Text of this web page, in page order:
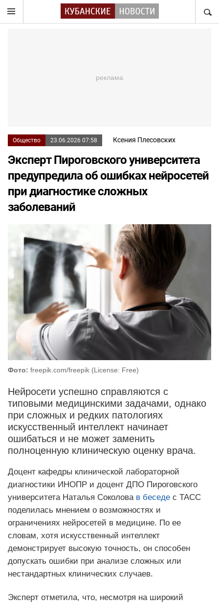
Общество 23.06.2026 07:58 Ксения Плесовских
Эксперт Пироговского университета
предупредила об ошибках нейросетей
при диагностике сложных
заболеваний
Фото: freepik.com/freepik (License: Free)
Нейросети успешно справляются с
типовыми медицинскими задачами, однако
при сложных и редких патологиях
искусственный интеллект начинает
ошибаться и не может заменить
полноценную клиническую оценку врача.
Доцент кафедры клинической лабораторной
диагностики ИНОПР и доцент ДПО Пироговского
университета Наталья Соколова в беседе с ТАСС
поделилась мнением о возможностях и
ограничениях нейросетей в медицине. По ее
словам, хотя искусственный интеллект
демонстрирует высокую точность, он способен
допускать ошибки при анализе сложных или
нестандартных клинических случаев.
Эксперт отметила, что, несмотря на широкий